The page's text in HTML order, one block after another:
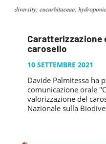
Caratterizzazione
carosello
10 SETTEMBRE 2021
Davide Palmitessa ha
comunicazione orale
valorizzazione del
Nazionale sulla